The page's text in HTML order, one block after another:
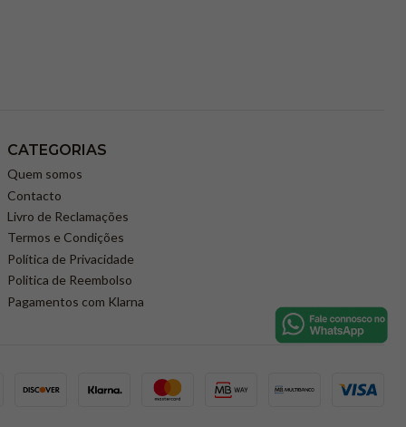
CATEGORIAS
Quem somos
Contacto
Livro de Reclamações
Termos e Condições
Política de Privacidade
Politica de Reembolso
Pagamentos com Klarna